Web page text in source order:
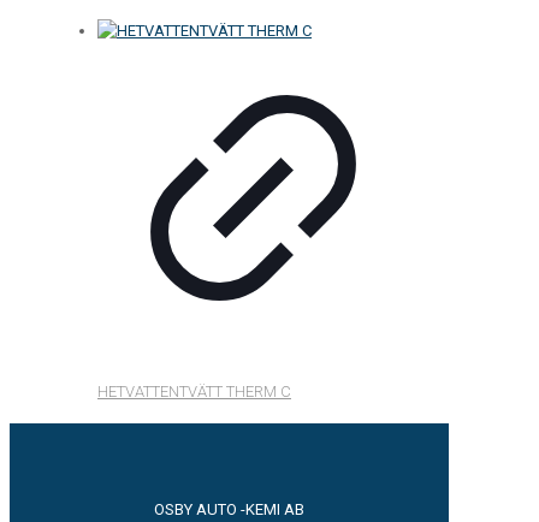
HETVATTENTVÄTT THERM C
OSBY AUTO -KEMI AB